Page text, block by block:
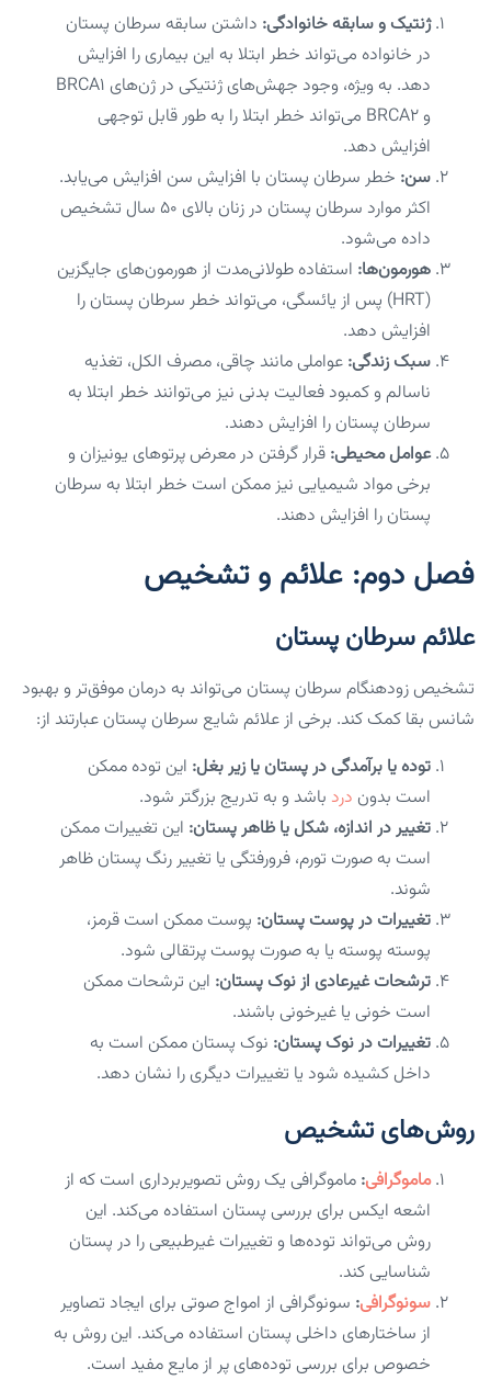
ژنتیک و سابقه خانوادگی: داشتن سابقه سرطان پستان
در خانواده می‌تواند خطر ابتلا به این بیماری را افزایش
دهد. به ویژه، وجود جهش‌های ژنتیکی در ژن‌های BRCA1
و BRCA2 می‌تواند خطر ابتلا را به طور قابل توجهی
افزایش دهد.
سن: خطر سرطان پستان با افزایش سن افزایش می‌یابد.
اکثر موارد سرطان پستان در زنان بالای ۵۰ سال تشخیص
داده می‌شود.
هورمون‌ها: استفاده طولانی‌مدت از هورمون‌های جایگزین
(HRT) پس از یائسگی، می‌تواند خطر سرطان پستان را
افزایش دهد.
سبک زندگی: عواملی مانند چاقی، مصرف الکل، تغذیه
ناسالم و کمبود فعالیت بدنی نیز می‌توانند خطر ابتلا به
سرطان پستان را افزایش دهند.
عوامل محیطی: قرار گرفتن در معرض پرتوهای یونیزان و
برخی مواد شیمیایی نیز ممکن است خطر ابتلا به سرطان
پستان را افزایش دهند.
فصل دوم: علائم و تشخیص
علائم سرطان پستان
تشخیص زودهنگام سرطان پستان می‌تواند به درمان موفق‌تر و بهبود
شانس بقا کمک کند. برخی از علائم شایع سرطان پستان عبارتند از:
توده یا برآمدگی در پستان یا زیر بغل: این توده ممکن
است بدون درد باشد و به تدریج بزرگتر شود.
تغییر در اندازه، شکل یا ظاهر پستان: این تغییرات ممکن
است به صورت تورم، فرورفتگی یا تغییر رنگ پستان ظاهر
شوند.
تغییرات در پوست پستان: پوست ممکن است قرمز،
پوسته پوسته یا به صورت پوست پرتقالی شود.
ترشحات غیرعادی از نوک پستان: این ترشحات ممکن
است خونی یا غیرخونی باشند.
تغییرات در نوک پستان: نوک پستان ممکن است به
داخل کشیده شود یا تغییرات دیگری را نشان دهد.
روش‌های تشخیص
ماموگرافی: ماموگرافی یک روش تصویربرداری است که از
اشعه ایکس برای بررسی پستان استفاده می‌کند. این
روش می‌تواند توده‌ها و تغییرات غیرطبیعی را در پستان
شناسایی کند.
سونوگرافی: سونوگرافی از امواج صوتی برای ایجاد تصاویر
از ساختارهای داخلی پستان استفاده می‌کند. این روش به
خصوص برای بررسی توده‌های پر از مایع مفید است.